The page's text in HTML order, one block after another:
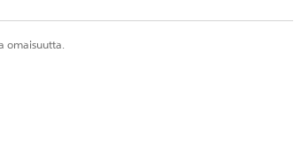
omaisuutta.